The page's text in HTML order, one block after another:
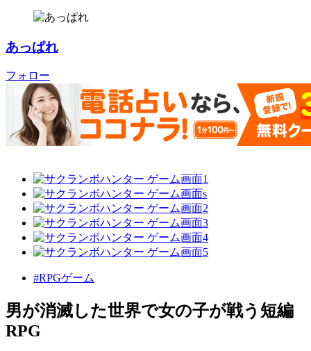
あっぱれ
フォロー
#RPGゲーム
男が消滅した世界で女の子が戦う短編
RPG